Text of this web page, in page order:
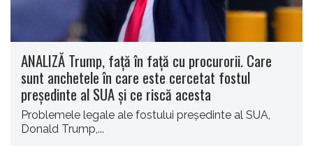
ANALIZĂ Trump, față în față cu procurorii. Care
sunt anchetele în care este cercetat fostul
președinte al SUA și ce riscă acesta
Problemele legale ale fostului președinte al SUA,
Donald Trump,...